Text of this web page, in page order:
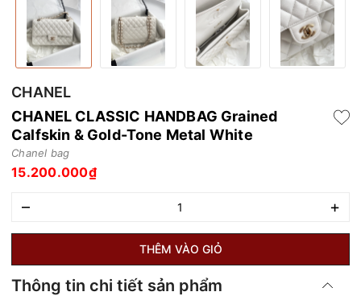
CHANEL
CHANEL CLASSIC HANDBAG Grained
Calfskin & Gold-Tone Metal White
Chanel bag
15.200.000₫
– +
THÊM VÀO GIỎ
Thông tin chi tiết sản phẩm